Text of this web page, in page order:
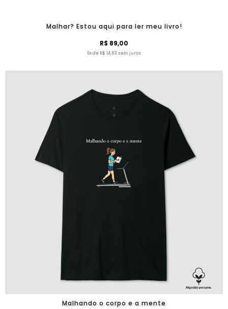
Malhar? Estou aqui para ler meu livro!
R$ 89,00
6x de R$ 14,83 sem juros
Malhando o corpo e a mente